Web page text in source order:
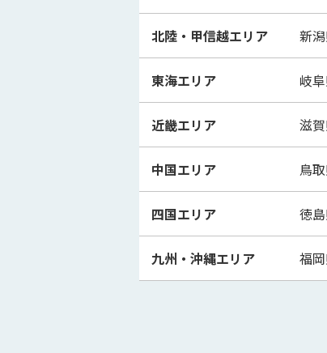
北陸・甲信越エリア 新
東海エリア 岐
近畿エリア 滋
中国エリア 鳥
四国エリア 徳
九州・沖縄エリア 福